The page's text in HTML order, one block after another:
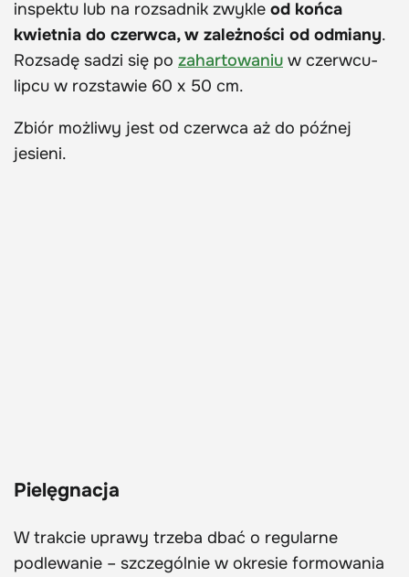
inspektu lub na rozsadnik zwykle od końca
kwietnia do czerwca, w zależności od odmiany.
Rozsadę sadzi się po zahartowaniu w czerwcu-
lipcu w rozstawie 60 x 50 cm.
Zbiór możliwy jest od czerwca aż do późnej
jesieni.
Pielęgnacja
W trakcie uprawy trzeba dbać o regularne
podlewanie – szczególnie w okresie formowania